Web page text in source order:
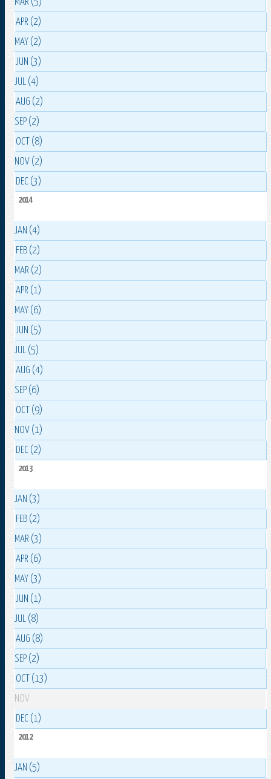
MAR (5)
APR (2)
MAY (2)
JUN (3)
JUL (4)
AUG (2)
SEP (2)
OCT (8)
NOV (2)
DEC (3)
2014
JAN (4)
FEB (2)
MAR (2)
APR (1)
MAY (6)
JUN (5)
JUL (5)
AUG (4)
SEP (6)
OCT (9)
NOV (1)
DEC (2)
2013
JAN (3)
FEB (2)
MAR (3)
APR (6)
MAY (3)
JUN (1)
JUL (8)
AUG (8)
SEP (2)
OCT (13)
NOV
DEC (1)
2012
JAN (5)